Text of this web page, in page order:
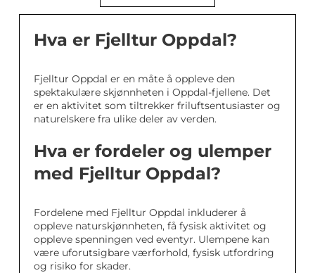
Hva er Fjelltur Oppdal?
Fjelltur Oppdal er en måte å oppleve den
spektakulære skjønnheten i Oppdal-fjellene. Det
er en aktivitet som tiltrekker friluftsentusiaster og
naturelskere fra ulike deler av verden.
Hva er fordeler og ulemper
med Fjelltur Oppdal?
Fordelene med Fjelltur Oppdal inkluderer å
oppleve naturskjønnheten, få fysisk aktivitet og
oppleve spenningen ved eventyr. Ulempene kan
være uforutsigbare værforhold, fysisk utfordring
og risiko for skader.